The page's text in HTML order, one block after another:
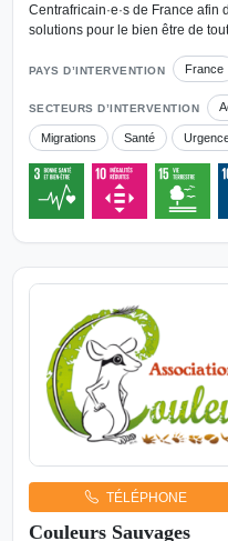
Centrafricain·e·s de France
solutions pour le bien être de
PAYS D’INTERVENTION France
SECTEURS D’INTERVENTION
Migrations Santé
TÉLÉPHONE
Couleurs Sauvages